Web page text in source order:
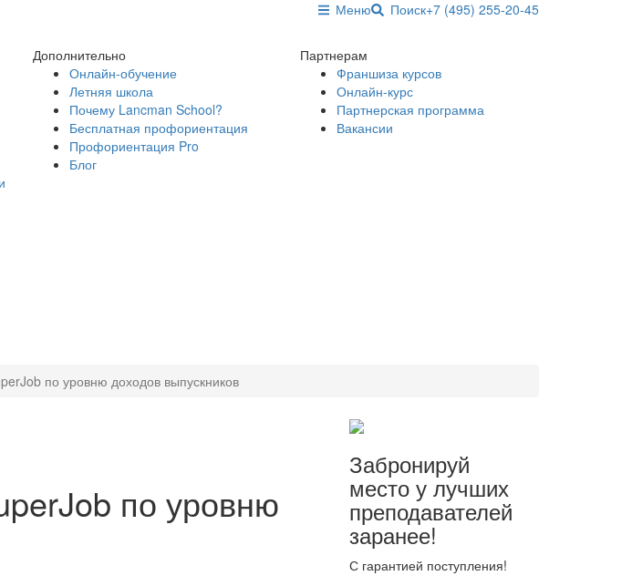
+7 (495) 255-20-45
Поиск
Меню
Дополнительно
Онлайн-обучение
Летняя школа
Почему Lancman School?
Бесплатная профориентация
Профориентация Pro
Блог
Партнерам
Франшиза курсов
Онлайн-курс
Партнерская программа
Вакансии
по уровню доходов выпускников
по уровню
Забронируй
место у лучших
преподавателей
заранее!
С гарантией поступления!